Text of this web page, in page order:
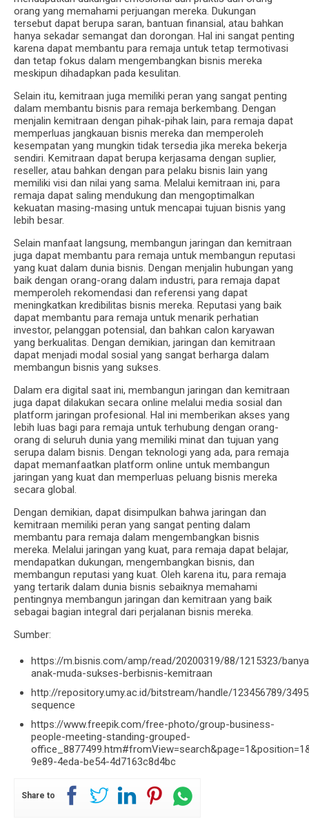
orang yang memahami perjuangan mereka. Dukungan
tersebut dapat berupa saran, bantuan finansial, atau bahkan
hanya sekadar semangat dan dorongan. Hal ini sangat penting
karena dapat membantu para remaja untuk tetap termotivasi
dan tetap fokus dalam mengembangkan bisnis mereka
meskipun dihadapkan pada kesulitan.
Selain itu, kemitraan juga memiliki peran yang sangat penting
dalam membantu bisnis para remaja berkembang. Dengan
menjalin kemitraan dengan pihak-pihak lain, para remaja dapat
memperluas jangkauan bisnis mereka dan memperoleh
kesempatan yang mungkin tidak tersedia jika mereka bekerja
sendiri. Kemitraan dapat berupa kerjasama dengan suplier,
reseller, atau bahkan dengan para pelaku bisnis lain yang
memiliki visi dan nilai yang sama. Melalui kemitraan ini, para
remaja dapat saling mendukung dan mengoptimalkan
kekuatan masing-masing untuk mencapai tujuan bisnis yang
lebih besar.
Selain manfaat langsung, membangun jaringan dan kemitraan
juga dapat membantu para remaja untuk membangun reputasi
yang kuat dalam dunia bisnis. Dengan menjalin hubungan yang
baik dengan orang-orang dalam industri, para remaja dapat
memperoleh rekomendasi dan referensi yang dapat
meningkatkan kredibilitas bisnis mereka. Reputasi yang baik
dapat membantu para remaja untuk menarik perhatian
investor, pelanggan potensial, dan bahkan calon karyawan
yang berkualitas. Dengan demikian, jaringan dan kemitraan
dapat menjadi modal sosial yang sangat berharga dalam
membangun bisnis yang sukses.
Dalam era digital saat ini, membangun jaringan dan kemitraan
juga dapat dilakukan secara online melalui media sosial dan
platform jaringan profesional. Hal ini memberikan akses yang
lebih luas bagi para remaja untuk terhubung dengan orang-
orang di seluruh dunia yang memiliki minat dan tujuan yang
serupa dalam bisnis. Dengan teknologi yang ada, para remaja
dapat memanfaatkan platform online untuk membangun
jaringan yang kuat dan memperluas peluang bisnis mereka
secara global.
Dengan demikian, dapat disimpulkan bahwa jaringan dan
kemitraan memiliki peran yang sangat penting dalam
membantu para remaja dalam mengembangkan bisnis
mereka. Melalui jaringan yang kuat, para remaja dapat belajar,
mendapatkan dukungan, mengembangkan bisnis, dan
membangun reputasi yang kuat. Oleh karena itu, para remaja
yang tertarik dalam dunia bisnis sebaiknya memahami
pentingnya membangun jaringan dan kemitraan yang baik
sebagai bagian integral dari perjalanan bisnis mereka.
Sumber:
https://m.bisnis.com/amp/read/20200319/88/1215323/
anak-muda-sukses-berbisnis-kemitraan
http://repository.umy.ac.id/bitstream/handle/123456789/
sequence
https://www.freepik.com/free-photo/group-business-
people-meeting-standing-grouped-
9e89-4eda-be54-4d7163c8d4bc
Share to